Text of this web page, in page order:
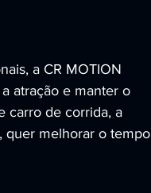
a CR MOTION
atração e manter o
carro de corrida, a
quer melhorar o tempo